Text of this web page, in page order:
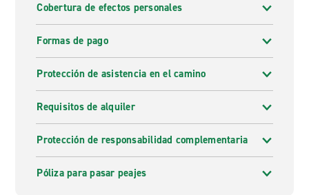
Cobertura de efectos personales
Formas de pago
Protección de asistencia en el camino
Requisitos de alquiler
Protección de responsabilidad complementaria
Póliza para pasar peajes